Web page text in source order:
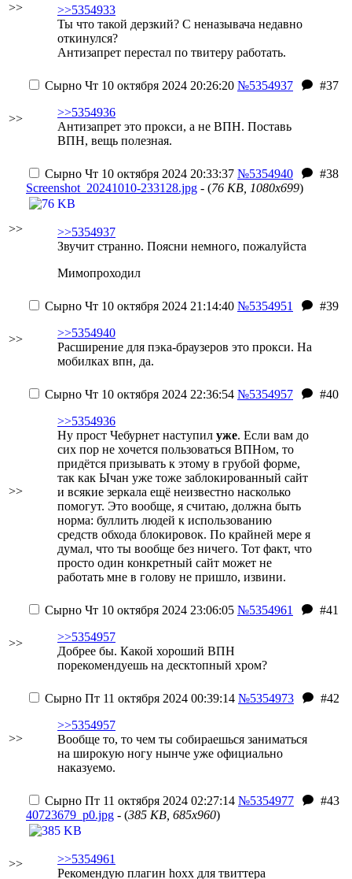
>>
>>5354933
Ты что такой дерзкий? С неназывача недавно
откинулся?
Антизапрет перестал по твитеру работать.
>>
Сырно Чт 10 октября 2024 20:26:20 №5354937
#37
>>5354936
Антизапрет это прокси, а не ВПН. Поставь
ВПН, вещь полезная.
>>
Сырно Чт 10 октября 2024 20:33:37 №5354940
#38
Screenshot_20241010-233128.jpg - (76 KB, 1080x699)
>>5354937
Звучит странно. Поясни немного, пожалуйста
Мимопроходил
>>
Сырно Чт 10 октября 2024 21:14:40 №5354951
#39
>>5354940
Расширение для пэка-браузеров это прокси. На
мобилках впн, да.
>>
Сырно Чт 10 октября 2024 22:36:54 №5354957
#40
>>5354936
Ну прост Чебурнет наступил уже. Если вам до
сих пор не хочется пользоваться ВПНом, то
придётся призывать к этому в грубой форме,
так как Ычан уже тоже заблокированный сайт
и всякие зеркала ещё неизвестно насколько
помогут. Это вообще, я считаю, должна быть
норма: буллить людей к использованию
средств обхода блокировок. По крайней мере я
думал, что ты вообще без ничего. Тот факт, что
просто один конкретный сайт может не
работать мне в голову не пришло, извини.
>>
Сырно Чт 10 октября 2024 23:06:05 №5354961
#41
>>5354957
Добрее бы. Какой хороший ВПН
порекомендуешь на десктопный хром?
>>
Сырно Пт 11 октября 2024 00:39:14 №5354973
#42
>>5354957
Вообще то, то чем ты собираешься заниматься
на широкую ногу нынче уже официально
наказуемо.
>>
Сырно Пт 11 октября 2024 02:27:14 №5354977
#43
40723679_p0.jpg - (385 KB, 685x960)
>>5354961
Рекомендую плагин hoxx для твиттера